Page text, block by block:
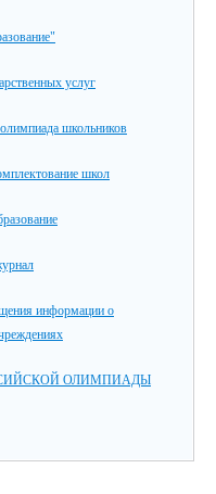
услуг
школьников
школ
информации о
ОЛИМПИАДЫ